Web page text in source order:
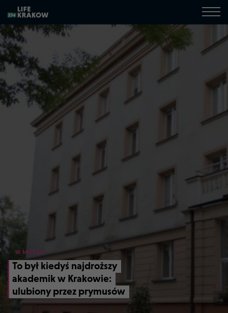
W MIEŚCIE
To był kiedyś najdroższy
akademik w Krakowie:
ulubiony przez prymusów